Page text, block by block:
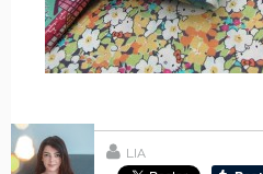
LIA